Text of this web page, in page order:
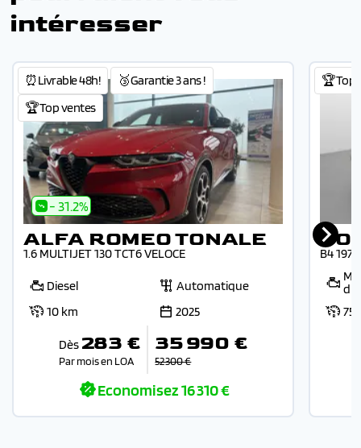
intéresser
⏰Livrable 48h!
🥉Garantie 3 ans !
🏆Top ventes
- 31.2%
ALFA ROMEO TONALE
1.6 MULTIJET 130 TCT6 VELOCE
Diesel
Automatique
10 km
2025
Dès 283 €
Par mois en LOA
35 990 €
52 300 €
Economisez16 310 €
🏆Top
B4 197